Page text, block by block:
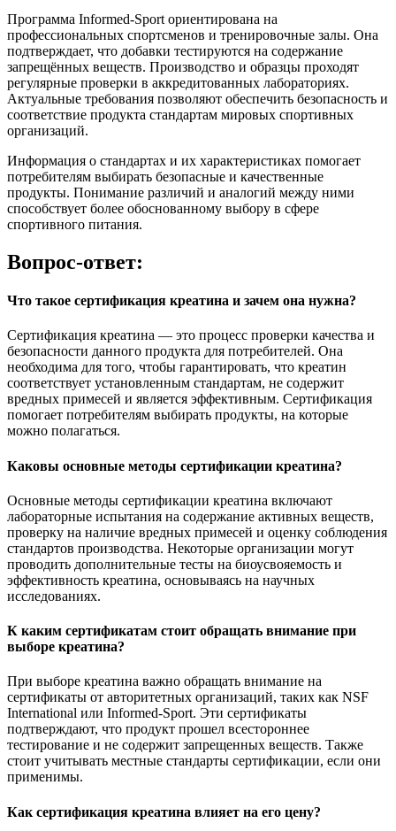
Программа Informed-Sport ориентирована на
профессиональных спортсменов и тренировочные залы. Она
подтверждает, что добавки тестируются на содержание
запрещённых веществ. Производство и образцы проходят
регулярные проверки в аккредитованных лабораториях.
Актуальные требования позволяют обеспечить безопасность и
соответствие продукта стандартам мировых спортивных
организаций.
Информация о стандартах и их характеристиках помогает
потребителям выбирать безопасные и качественные
продукты. Понимание различий и аналогий между ними
способствует более обоснованному выбору в сфере
спортивного питания.
Вопрос-ответ:
Что такое сертификация креатина и зачем она нужна?
Сертификация креатина — это процесс проверки качества и
безопасности данного продукта для потребителей. Она
необходима для того, чтобы гарантировать, что креатин
соответствует установленным стандартам, не содержит
вредных примесей и является эффективным. Сертификация
помогает потребителям выбирать продукты, на которые
можно полагаться.
Каковы основные методы сертификации креатина?
Основные методы сертификации креатина включают
лабораторные испытания на содержание активных веществ,
проверку на наличие вредных примесей и оценку соблюдения
стандартов производства. Некоторые организации могут
проводить дополнительные тесты на биоусвояемость и
эффективность креатина, основываясь на научных
исследованиях.
К каким сертификатам стоит обращать внимание при
выборе креатина?
При выборе креатина важно обращать внимание на
сертификаты от авторитетных организаций, таких как NSF
International или Informed-Sport. Эти сертификаты
подтверждают, что продукт прошел всестороннее
тестирование и не содержит запрещенных веществ. Также
стоит учитывать местные стандарты сертификации, если они
применимы.
Как сертификация креатина влияет на его цену?